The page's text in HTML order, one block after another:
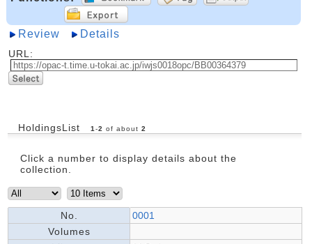
Review Details
URL:
HoldingsList 1 -2 of about 2
Click a number to display details about the
collection.
No.
0001
Volumes